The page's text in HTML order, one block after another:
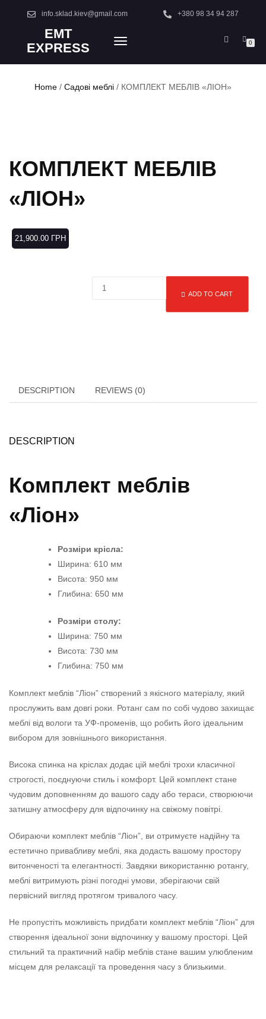
info.sklad.kiev@gmail.com +380 98 34 94 287
EMT
EXPRESS
TOGGLE
0
Home / Садові меблі / КОМПЛЕКТ МЕБЛІВ «ЛІОН»
КОМПЛЕКТ МЕБЛІВ
«ЛІОН»
21,900.00 ГРН
ADD TO CART
DESCRIPTION REVIEWS (0)
DESCRIPTION
Комплект меблів
«Ліон»
Розміри крісла:
Ширина: 610 мм
Висота: 950 мм
Глибина: 650 мм
Розміри столу:
Ширина: 750 мм
Висота: 730 мм
Глибина: 750 мм
Комплект меблів “Ліон” створений з якісного матеріалу, який
прослужить вам довгі роки. Ротанг сам по собі чудово захищає
меблі від вологи та УФ-променів, що робить його ідеальним
вибором для зовнішнього використання.
Висока спинка на кріслах додає цій меблі трохи класичної
строгості, поєднуючи стиль і комфорт. Цей комплект стане
чудовим доповненням до вашого саду або тераси, створюючи
затишну атмосферу для відпочинку на свіжому повітрі.
Обираючи комплект меблів “Ліон”, ви отримуєте надійну та
естетично привабливу меблі, яка додасть вашому простору
витонченості та елегантності. Завдяки використанню ротангу,
меблі витримують різні погодні умови, зберігаючи свій
первісний вигляд протягом тривалого часу.
Не пропустіть можливість придбати комплект меблів “Ліон” для
створення ідеальної зони відпочинку у вашому просторі. Цей
стильний та практичний набір меблів стане вашим улюбленим
місцем для релаксації та проведення часу з близькими.